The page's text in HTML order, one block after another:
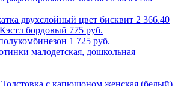
2 366.40
775 руб.
1 725 руб.